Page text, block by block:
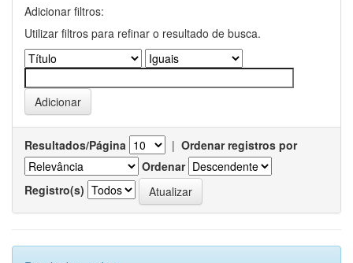
Adicionar filtros:
Utilizar filtros para refinar o resultado de busca.
Resultados/Página | Ordenar registros por
Ordenar
Registro(s)